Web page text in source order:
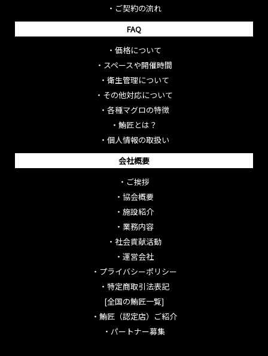
・ ご契約の流れ
FAQ
・ 価格について
・ スペースや開催時間
・ 衛生管理について
・ その他対応について
・ 各種マグロの特徴
・ 鮪匠とは？
・ 個人情報の取扱い
会社概要
・ ご挨拶
・ 協会概要
・ 施設紹介
・ 業務内容
・ 社会貢献活動
・ 運営会社
・ プライバシーポリシー
・ 特定商取引法表記
[全国の鮪匠一覧]
・ 鮪匠（認定店）ご紹介
・ パートナー募集